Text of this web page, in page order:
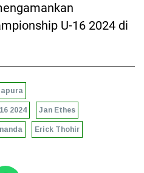
U-16 2024 di
2024 Jan Ethes
Erick Thohir